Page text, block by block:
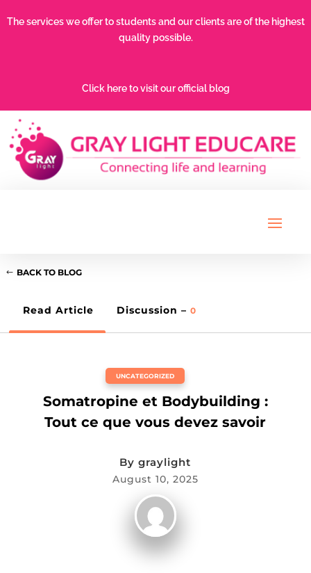
The services we offer to students and our clients are of the highest
quality possible.
Click here to visit our official blog
BACK TO BLOG
Read Article Discussion – 0
UNCATEGORIZED
Somatropine et Bodybuilding :
Tout ce que vous devez savoir
Bygraylight
August 10, 2025